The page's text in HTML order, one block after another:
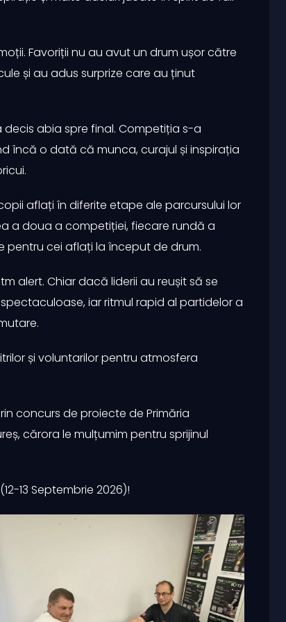
Favoriții nu au avut un drum ușor către
și au adus surprize care au ținut
decis abia spre final. Competiția s-a
încă o dată că munca, curajul și inspirația
aflați în diferite etape ale parcursului lor
a doua a competiției, fiecare rundă a
pentru cei aflați la început de drum.
alert. Chiar dacă liderii au reușit să se
iar ritmul rapid al partidelor a
și voluntarilor pentru atmosfera
concurs de proiecte de Primăria
cărora le mulțumim pentru sprijinul
13 Septembrie 2026)!